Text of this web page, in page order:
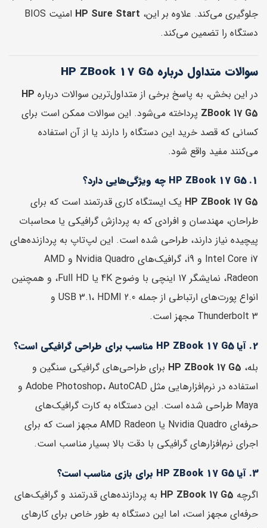
جلوگیری می‌کند. علاوه بر این، HP Sure Start
امنیت BIOS
دستگاه را تضمین می‌کند.
سوالات متداول درباره HP ZBook 17 G5
در این بخش، به پاسخ برخی از متداول‌ترین سوالات درباره HP
ZBook 17 G5 پرداخته می‌شود. این سوالات ممکن است برای
کسانی که قصد خرید این دستگاه را دارند یا از آن استفاده
می‌کنند مفید واقع شود.
1. HP ZBook 17 G5 چه ویژگی‌هایی دارد؟
HP ZBook 17 G5 یک ایستگاه کاری قدرتمند است که برای
طراحان، مهندسان و افرادی که به پردازش گرافیکی یا محاسبات
پیچیده نیاز دارند، طراحی شده است. این لپ‌تاپ به پردازنده‌های
Intel Core i7 و i9، گرافیک‌های Nvidia Quadro و AMD
Radeon، نمایشگر 17 اینچی با وضوح 4K یا Full HD، و همچنین
انواع پورت‌های ارتباطی از جمله USB 3.1، HDMI 2.0 و
Thunderbolt 3 مجهز است.
2. آیا HP ZBook 17 G5 مناسب برای طراحی گرافیکی است؟
بله، HP ZBook 17 G5 برای طراحی‌های گرافیکی سنگین و
استفاده در نرم‌افزارهایی مثل Adobe Photoshop، AutoCAD و
Maya طراحی شده است. این دستگاه به کارت گرافیک‌های
حرفه‌ای Nvidia Quadro یا AMD Radeon مجهز است که برای
اجرای نرم‌افزارهای گرافیکی با دقت بالا بسیار مناسب است.
3. آیا HP ZBook 17 G5 برای بازی مناسب است؟
اگرچه HP ZBook 17 G5 به پردازنده‌های قدرتمند و گرافیک‌های
حرفه‌ای مجهز است، اما این دستگاه به طور خاص برای کارهای